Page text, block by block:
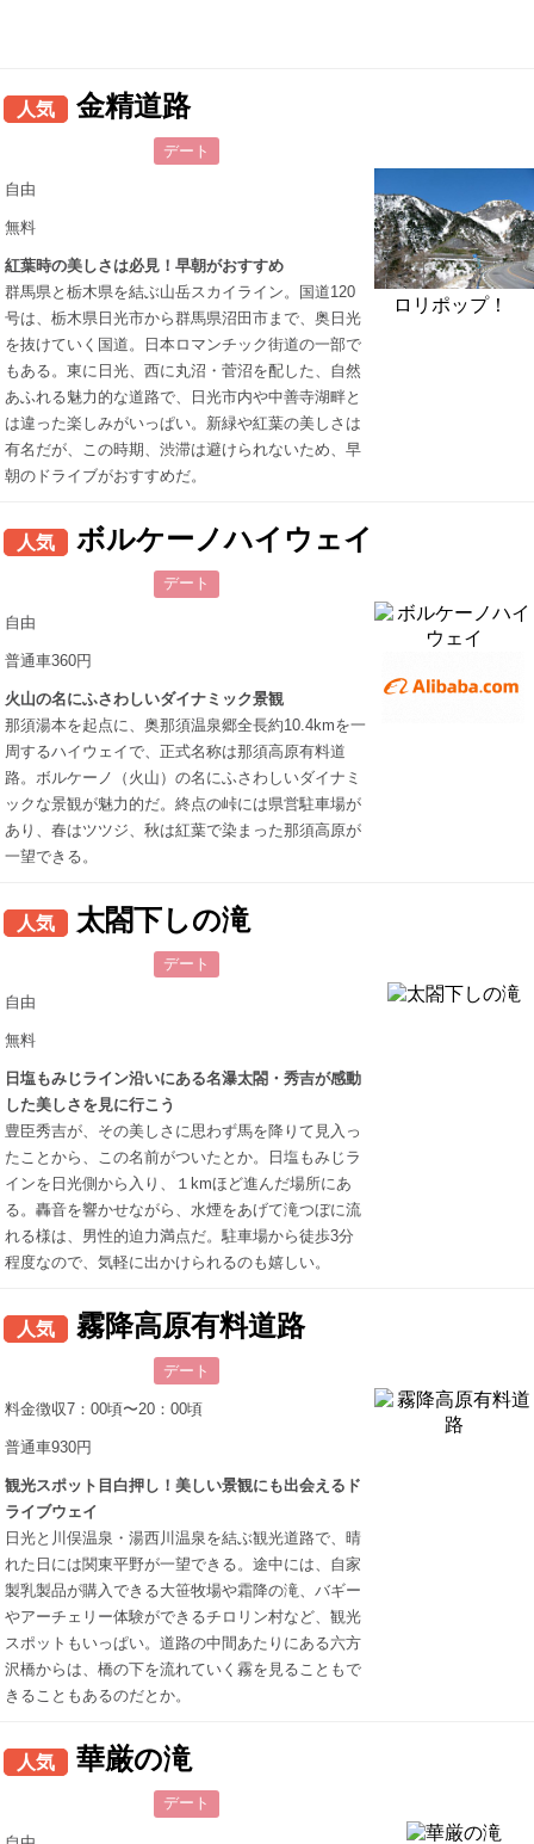
人気 金精道路
デート
自由
無料
紅葉時の美しさは必見！早朝がおすすめ
群馬県と栃木県を結ぶ山岳スカイライン。国道120
号は、栃木県日光市から群馬県沼田市まで、奥日光
を抜けていく国道。日本ロマンチック街道の一部で
もある。東に日光、西に丸沼・菅沼を配した、自然
あふれる魅力的な道路で、日光市内や中善寺湖畔と
は違った楽しみがいっぱい。新緑や紅葉の美しさは
有名だが、この時期、渋滞は避けられないため、早
朝のドライブがおすすめだ。
ロリポップ！
人気 ボルケーノハイウェイ
デート
自由
普通車360円
火山の名にふさわしいダイナミック景観
那須湯本を起点に、奥那須温泉郷全長約10.4kmを一
周するハイウェイで、正式名称は那須高原有料道
路。ボルケーノ（火山）の名にふさわしいダイナミ
ックな景観が魅力的だ。終点の峠には県営駐車場が
あり、春はツツジ、秋は紅葉で染まった那須高原が
一望できる。
人気 太閤下しの滝
デート
自由
無料
日塩もみじライン沿いにある名瀑太閤・秀吉が感動
した美しさを見に行こう
豊臣秀吉が、その美しさに思わず馬を降りて見入っ
たことから、この名前がついたとか。日塩もみじラ
インを日光側から入り、１kmほど進んだ場所にあ
る。轟音を響かせながら、水煙をあげて滝つぼに流
れる様は、男性的迫力満点だ。駐車場から徒歩3分
程度なので、気軽に出かけられるのも嬉しい。
人気 霧降高原有料道路
デート
料金徴収7：00頃〜20：00頃
普通車930円
観光スポット目白押し！美しい景観にも出会えるド
ライブウェイ
日光と川俣温泉・湯西川温泉を結ぶ観光道路で、晴
れた日には関東平野が一望できる。途中には、自家
製乳製品が購入できる大笹牧場や霜降の滝、バギー
やアーチェリー体験ができるチロリン村など、観光
スポットもいっぱい。道路の中間あたりにある六方
沢橋からは、橋の下を流れていく霧を見ることもで
きることもあるのだとか。
人気 華厳の滝
デート